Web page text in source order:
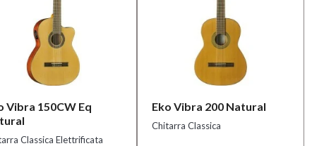
Vibra 150CW Eq
Classica Elettrificata
Eko Vibra 200 Natural
Chitarra Classica